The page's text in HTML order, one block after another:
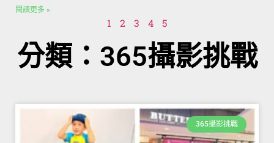
閱讀更多 »
1 2 3 4 5
分類：365攝影挑戰
365攝影挑戰